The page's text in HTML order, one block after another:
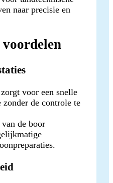
naar precisie en
voor een snelle
zonder de controle te
de boor